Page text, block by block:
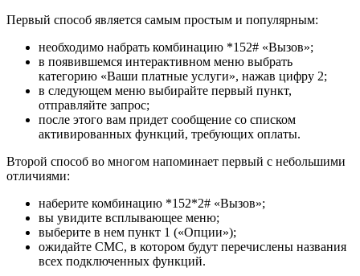
Первый способ является самым простым и популярным:
необходимо набрать комбинацию *152# «Вызов»;
в появившемся интерактивном меню выбрать
категорию «Ваши платные услуги», нажав цифру 2;
в следующем меню выбирайте первый пункт,
отправляйте запрос;
после этого вам придет сообщение со списком
активированных функций, требующих оплаты.
Второй способ во многом напоминает первый с небольшими
отличиями:
наберите комбинацию *152*2# «Вызов»;
вы увидите всплывающее меню;
выберите в нем пункт 1 («Опции»);
ожидайте СМС, в котором будут перечислены названия
всех подключенных функций.